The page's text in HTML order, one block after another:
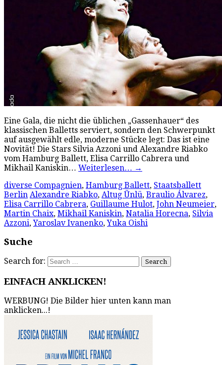
Eine Gala, die nicht die üblichen „Gassenhauer“ des
klassischen Balletts serviert, sondern den Schwerpunkt
auf ausgewählt edle, moderne Stücke legt: Das ist eine
Novität! Die Stars Silvia Azzoni und Alexandre Riabko
vom Hamburg Ballett, Elisa Carrillo Cabrera und
Mikhail Kaniskin… Weiterlesen… →
diverse Compagnien, Hamburg Ballett, Staatsballett
Berlin Alexandre Riabko, Altug Ünlü, Braulio Álvarez,
Elisa Carrillo Cabrera, Guillaume Hulot, John Neumeier,
Martin Chaix, Mikhail Kaniskin, Natalia Horecna, Silvia
Azzoni,Yaroslav Ivanenko,Yuka Oishi
Suche
Search for:
EINFACH ANKLICKEN!
WERBUNG! Die Bilder hier unten kann man
anklicken...!